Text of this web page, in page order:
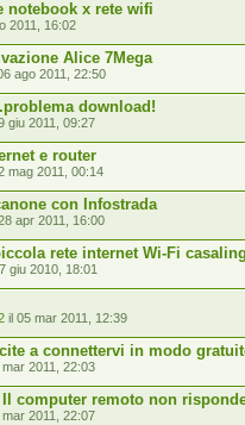
notebook x rete wifi
2011, 16:02
Alice 7Mega
ago 2011, 22:50
download!
giu 2011, 09:27
e router
mag 2011, 00:14
con Infostrada
apr 2011, 16:00
rete internet Wi-Fi
giu 2010, 18:01
il 05 mar 2011, 12:39
a connettervi in modo
mar 2011, 22:03
Il computer remoto non
mar 2011, 22:07